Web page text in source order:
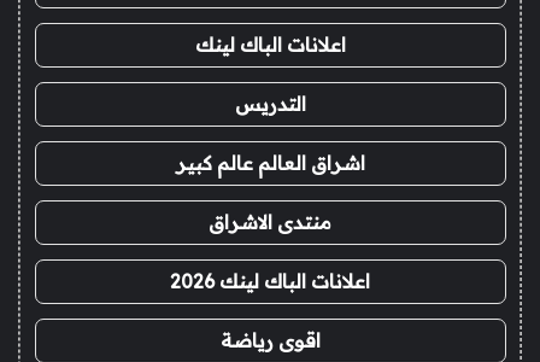
اعلانات الباك لينك
التدريس
اشراق العالم عالم كبير
منتدى الاشراق
اعلانات الباك لينك 2026
اقوى رياضة